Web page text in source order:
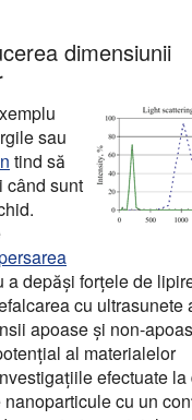
dimensiunii
sau
tind să
când sunt
a depăși forțele de
cu ultrasunete
apoase și non-
al materialelor
efectuate
cu un